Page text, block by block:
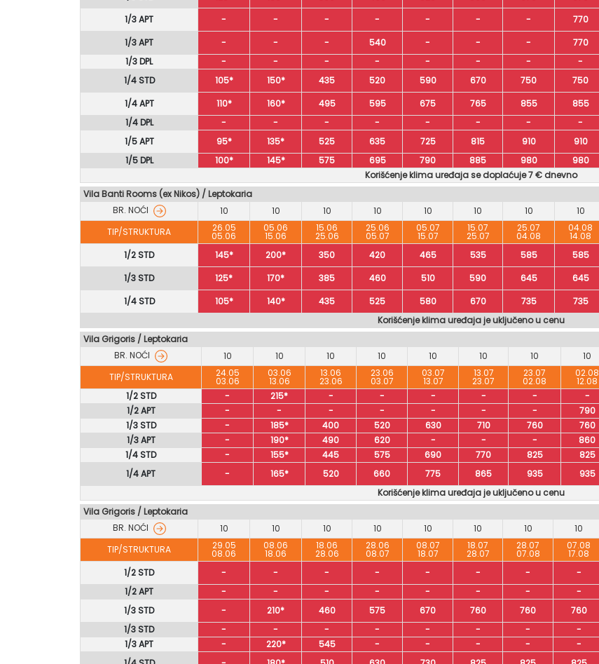
1/3 APT
- - - - - - - 770
1/3 APT
- - - 540 - - - 770
1/3 DPL
- - - - - - - -
1/4 STD
105* 150* 435 520 590 670 750 750
1/4 APT
110* 160* 495 595 675 765 855 855
1/4 DPL
- - - - - - - -
1/5 APT
95* 135* 525 635 725 815 910 910
1/5 DPL
100* 145* 575 695 790 885 980 980
Korišćenje klima uređaja se doplaćuje 7 € dnevno
Vila Banti Rooms (ex Nikos) / Leptokaria
BR. NOĆI
10 10 10 10 10 10 10 10
TIP/STRUKTURA
26.05
05.06
05.06
15.06
15.06
25.06
25.06
05.07
05.07
15.07
15.07
25.07
25.07
04.08
04.08
14.08
1/2 STD
145* 200* 350 420 465 535 585 585
1/3 STD
125* 170* 385 460 510 590 645 645
1/4 STD
105* 140* 435 525 580 670 735 735
Korišćenje klima uređaja je uključeno u cenu
Vila Grigoris / Leptokaria
BR. NOĆI
10 10 10 10 10 10 10 10
TIP/STRUKTURA
24.05
03.06
03.06
13.06
13.06
23.06
23.06
03.07
03.07
13.07
13.07
23.07
23.07
02.08
02.08
12.08
1/2 STD
- 215* - - - - - -
1/2 APT
- - - - - - - 790
1/3 STD
- 185* 400 520 630 710 760 760
1/3 APT
- 190* 490 620 - - - 860
1/4 STD
- 155* 445 575 690 770 825 825
1/4 APT
- 165* 520 660 775 865 935 935
Korišćenje klima uređaja je uključeno u cenu
Vila Grigoris / Leptokaria
BR. NOĆI
10 10 10 10 10 10 10 10
TIP/STRUKTURA
29.05
08.06
08.06
18.06
18.06
28.06
28.06
08.07
08.07
18.07
18.07
28.07
28.07
07.08
07.08
17.08
1/2 STD
- - - - - - - -
1/2 APT
- - - - - - - -
1/3 STD
- 210* 460 575 670 760 760 760
1/3 STD
- - - - - - - -
1/3 APT
- 220* 545 - - - - -